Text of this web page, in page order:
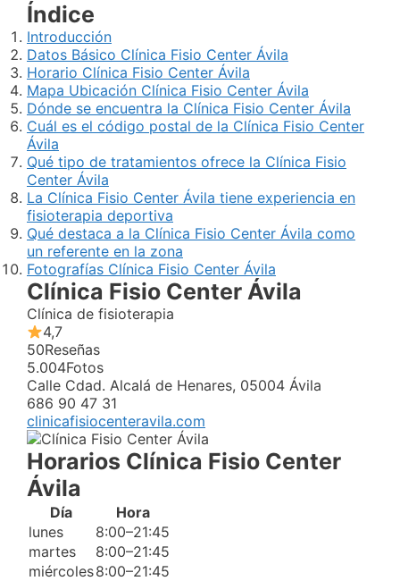
Índice
Introducción
Datos Básico Clínica Fisio Center Ávila
Horario Clínica Fisio Center Ávila
Mapa Ubicación Clínica Fisio Center Ávila
Dónde se encuentra la Clínica Fisio Center Ávila
Cuál es el código postal de la Clínica Fisio Center
Ávila
Qué tipo de tratamientos ofrece la Clínica Fisio
Center Ávila
La Clínica Fisio Center Ávila tiene experiencia en
fisioterapia deportiva
Qué destaca a la Clínica Fisio Center Ávila como
un referente en la zona
Fotografías Clínica Fisio Center Ávila
Clínica Fisio Center Ávila
Clínica de fisioterapia
4,7
50Reseñas
5.004Fotos
Calle Cdad. Alcalá de Henares, 05004 Ávila
686 90 47 31
clinicafisiocenteravila.com
Horarios Clínica Fisio Center
Ávila
Día
Hora
lunes
8:00–21:45
martes
8:00–21:45
miércoles8:00–21:45